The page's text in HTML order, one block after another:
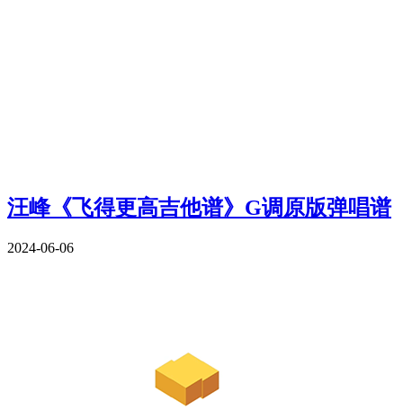
汪峰《飞得更高吉他谱》G调原版弹唱谱
2024-06-06